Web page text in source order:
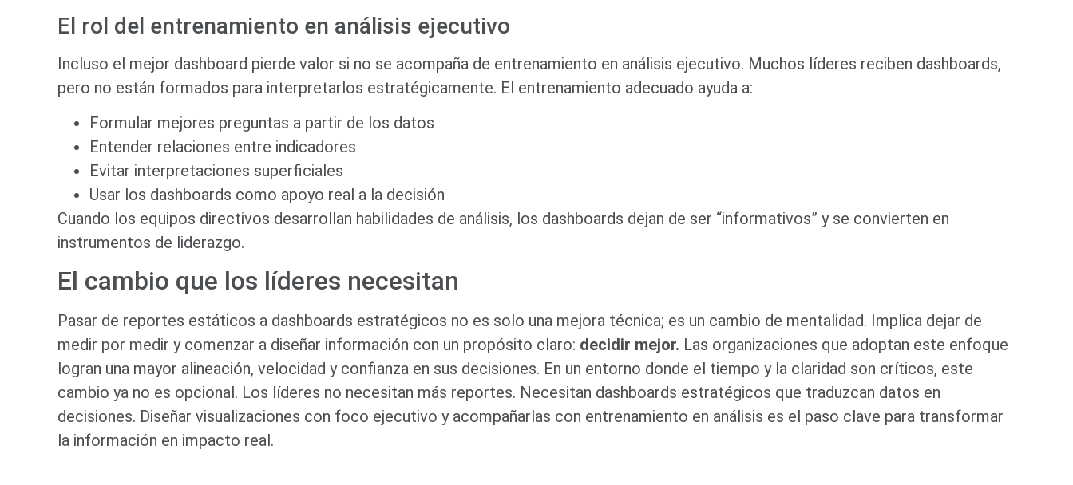
El rol del entrenamiento en análisis ejecutivo
Incluso el mejor dashboard pierde valor si no se acompaña de entrenamiento en análisis ejecutivo. Muchos líderes reciben dashboards,
pero no están formados para interpretarlos estratégicamente. El entrenamiento adecuado ayuda a:
Formular mejores preguntas a partir de los datos
Entender relaciones entre indicadores
Evitar interpretaciones superficiales
Usar los dashboards como apoyo real a la decisión
Cuando los equipos directivos desarrollan habilidades de análisis, los dashboards dejan de ser “informativos” y se convierten en
instrumentos de liderazgo.
El cambio que los líderes necesitan
Pasar de reportes estáticos a dashboards estratégicos no es solo una mejora técnica; es un cambio de mentalidad. Implica dejar de
medir por medir y comenzar a diseñar información con un propósito claro: decidir mejor. Las organizaciones que adoptan este enfoque
logran una mayor alineación, velocidad y confianza en sus decisiones. En un entorno donde el tiempo y la claridad son críticos, este
cambio ya no es opcional. Los líderes no necesitan más reportes. Necesitan dashboards estratégicos que traduzcan datos en
decisiones. Diseñar visualizaciones con foco ejecutivo y acompañarlas con entrenamiento en análisis es el paso clave para transformar
la información en impacto real.